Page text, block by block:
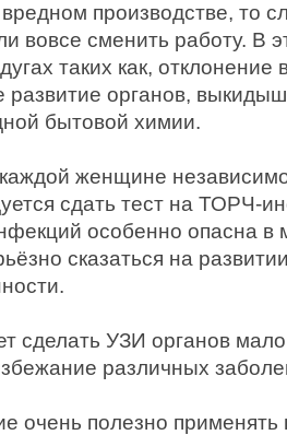
производстве, то
вовсе сменить работу. В
таких как, отклонение
развитие органов,
бытовой химии.
женщине
сдать тест на ТОРЧ-
особенно опасна
сказаться на
сделать УЗИ органов
различных
очень полезно